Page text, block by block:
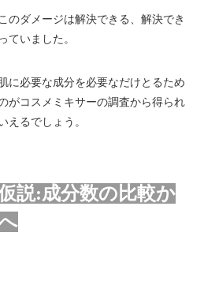
のダメージは解決できる、解決でき
ていました。
に必要な成分を必要なだけとるため
がコスメミキサーの調査から得られ
えるでしょう。
説:成分数の比較か